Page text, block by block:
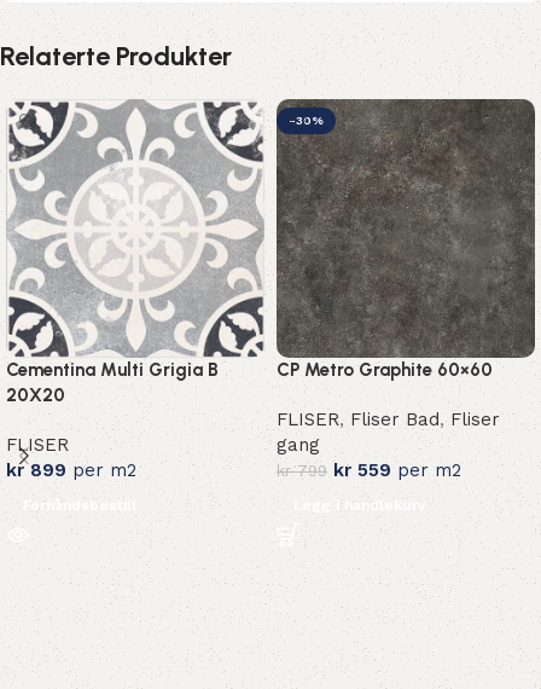
Relaterte Produkter
Cementina Multi Grigia B
20X20
FLISER
kr899per m2
Forhåndsbestill
-30%
CP Metro Graphite 60×60
FLISER,Fliser Bad, Fliser
gang
kr799 kr 559per m2
Legg i handlekurv